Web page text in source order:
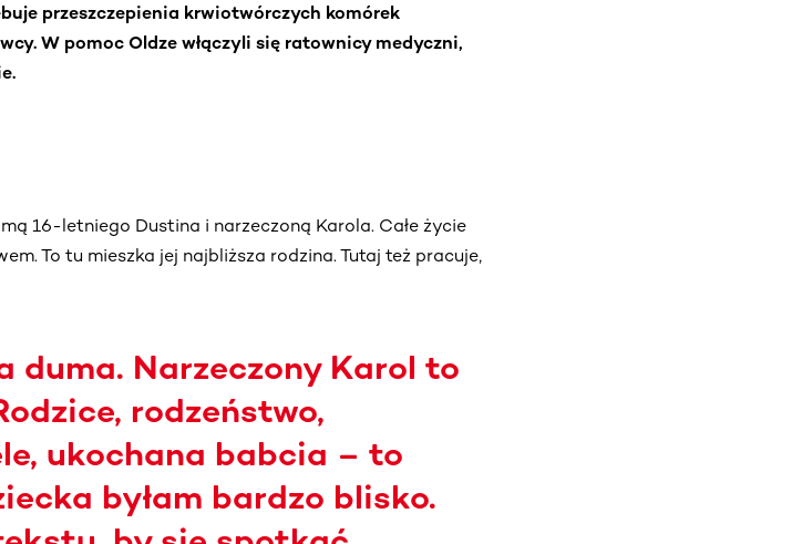
przeszczepienia krwiotwórczych komórek
W pomoc Oldze włączyli się ratownicy medyczni,
16-letniego Dustina i narzeczoną Karola. Całe życie
To tu mieszka jej najbliższa rodzina. Tutaj też pracuje,
duma. Narzeczony Karol to
rodzeństwo,
ukochana babcia – to
byłam bardzo blisko.